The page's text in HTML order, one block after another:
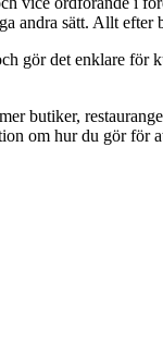
andra sätt. Allt efter
gör det enklare för
butiker,
om hur du gör för